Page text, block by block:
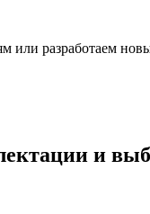
или разработаем
и